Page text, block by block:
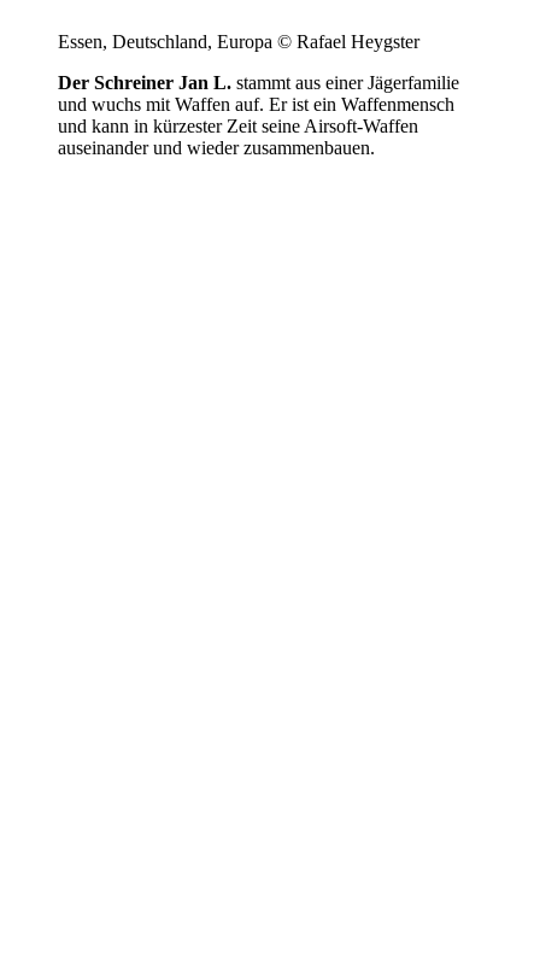
Essen, Deutschland, Europa © Rafael Heygster
Der Schreiner Jan L. stammt aus einer Jägerfamilie
und wuchs mit Waffen auf. Er ist ein Waffenmensch
und kann in kürzester Zeit seine Airsoft-Waffen
auseinander und wieder zusammenbauen.